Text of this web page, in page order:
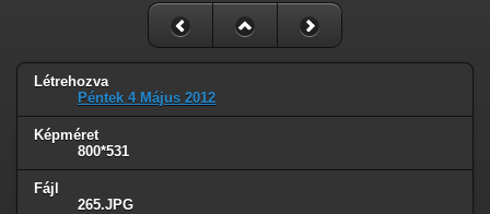
Létrehozva
Péntek 4 Május 2012
Képméret
800*531
Fájl
265.JPG